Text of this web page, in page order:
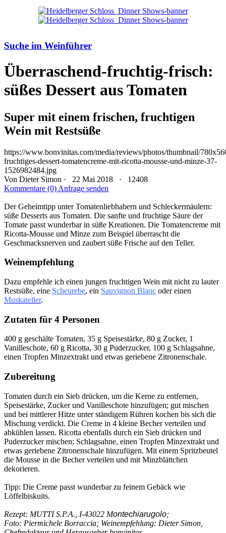
Suche im Weinführer
Überraschend-fruchtig-frisch:
süßes Dessert aus Tomaten
Super mit einem frischen, fruchtigen
Wein mit Restsüße
https://www.bonvinitas.com/media/reviews/photos/thumbnail/
fruchtiges-dessert-tomatencreme-mit-ricotta-mousse-und-minze-37-
1526982484.jpg
Von Dieter Simon · 22 Mai 2018 ·
12408
Kommentare (0) Anfrage senden
Der Geheimtipp unter Tomatenliebhabern und Schleckermäulern:
süße Desserts aus Tomaten. Die sanfte und fruchtige Säure der
Tomate passt wunderbar in süße Kreationen. Die Tomatencreme mit
Ricotta-Mousse und Minze zum Beispiel überrascht die
Geschmacksnerven und zaubert süße Frische auf den Teller.
Weinempfehlung
Dazu empfehle ich einen jungen fruchtigen Wein mit nicht zu lauter
Restsüße, eine Scheurebe, ein Sauvignon Blanc oder einen
Muskateller.
Zutaten für 4 Personen
400 g geschälte Tomaten, 35 g Speisestärke, 80 g Zucker, 1
Vanilleschote, 60 g Ricotta, 30 g Puderzucker, 100 g Schlagsahne,
einen Tropfen Minzextrakt und etwas geriebene Zitronenschale.
Zubereitung
Tomaten durch ein Sieb drücken, um die Kerne zu entfernen,
Speisestärke, Zucker und Vanilleschote hinzufügen; gut mischen
und bei mittlerer Hitze unter ständigem Rühren kochen bis sich die
Mischung verdickt. Die Creme in 4 kleine Becher verteilen und
abkühlen lassen. Ricotta ebenfalls durch ein Sieb drücken und
Puderzucker mischen; Schlagsahne, einen Tropfen Minzextrakt und
etwas geriebene Zitronenschale hinzufügen. Mit einem Spritzbeutel
die Mousse in die Becher verteilen und mit Minzblättchen
dekorieren.
Tipp: Die Creme passt wunderbar zu feinem Gebäck wie
Löffelbiskuits.
Rezept: MUTTI S.P.A., I-43022 Montechiarugolo;
Foto: Piermichele Borraccia; Weinempfehlung: Dieter Simon,